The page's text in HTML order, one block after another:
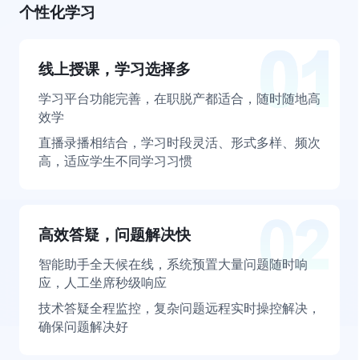
个性化学习
线上授课，学习选择多
学习平台功能完善，在职脱产都适合，随时随地高
效学
直播录播相结合，学习时段灵活、形式多样、频次
高，适应学生不同学习习惯
高效答疑，问题解决快
智能助手全天候在线，系统预置大量问题随时响
应，人工坐席秒级响应
技术答疑全程监控，复杂问题远程实时操控解决，
确保问题解决好